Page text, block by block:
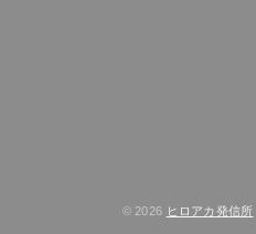
© 2026 ヒロアカ発信所